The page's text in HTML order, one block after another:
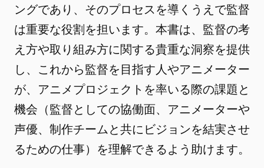
ングであり、そのプロセスを導くうえで監督
は重要な役割を担います。本書は、監督の考
え方や取り組み方に関する貴重な洞察を提供
し、これから監督を目指す人やアニメーター
が、アニメプロジェクトを率いる際の課題と
機会（監督としての協働面、アニメーターや
声優、制作チームと共にビジョンを結実させ
るための仕事）を理解できるよう助けます。